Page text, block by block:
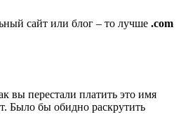
сайт или блог – то лучше .com
вы перестали платить это имя
Было бы обидно раскрутить